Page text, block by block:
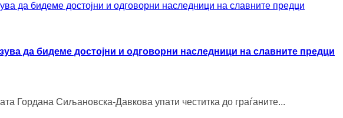
да бидеме достојни и одговорни наследници на славните предци
Гордана Сиљановска-Давкова упати честитка до граѓаните...